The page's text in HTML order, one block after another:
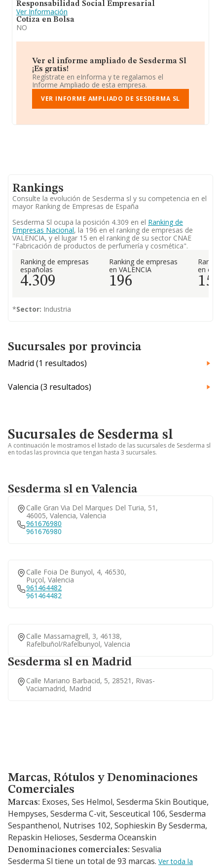
Responsabilidad Social Empresarial
Ver Información
Cotiza en Bolsa
NO
Ver el informe ampliado de Sesderma Sl
¡Es gratis!
Regístrate en eInforma y te regalamos el
Informe Ampliado de esta empresa.
VER INFORME AMPLIADO DE SESDERMA SL
Rankings
Consulte la evolución de Sesderma sl y su competencia en el
mayor Ranking de Empresas de España
Sesderma Sl ocupa la posición 4.309 en el Ranking de
Empresas Nacional, la 196 en el ranking de empresas de
VALENCIA, y el lugar 15 en el ranking de su sector CNAE
"Fabricación de productos de perfumería y cosmética".
Ranking de empresas
españolas
4.309
Ranking de empresas
en VALENCIA
196
en el
15
*Sector: Industria
Sucursales por provincia
Madrid (1 resultados)
Valencia (3 resultados)
Sucursales de Sesderma sl
A continuación le mostramos el listado de las sucursales de Sesderma sl
en todas las provincia que tengan hasta 3 sucursales.
Sesderma sl en Valencia
Calle Gran Via Del Marques Del Turia, 51,
46005, Valencia, Valencia
961676980
961676980
Calle Foia De Bunyol, 4, 46530,
Puçol, Valencia
961464482
961464482
Calle Massamagrell, 3, 46138,
Rafelbuñol/rafelbunyol, Valencia
Sesderma sl en Madrid
Calle Mariano Barbacid, 5, 28521, Rivas-
Vaciamadrid, Madrid
Marcas, Rótulos y Denominaciones Comerciales
Marcas, Rótulos y Denominaciones
Comerciales
Marcas: Exoses, Ses Helmol, Sesderma Skin Boutique,
Hempyses, Sesderma C-vit, Sesceutical 106, Sesderma
Sespanthenol, Nutrises 102, Sophieskin By Sesderma,
Repaskin Helioses, Sesderma Oceanskin
Denominaciones comerciales: Sesvalia
Sesderma Sl tiene un total de 93 marcas. Ver toda la